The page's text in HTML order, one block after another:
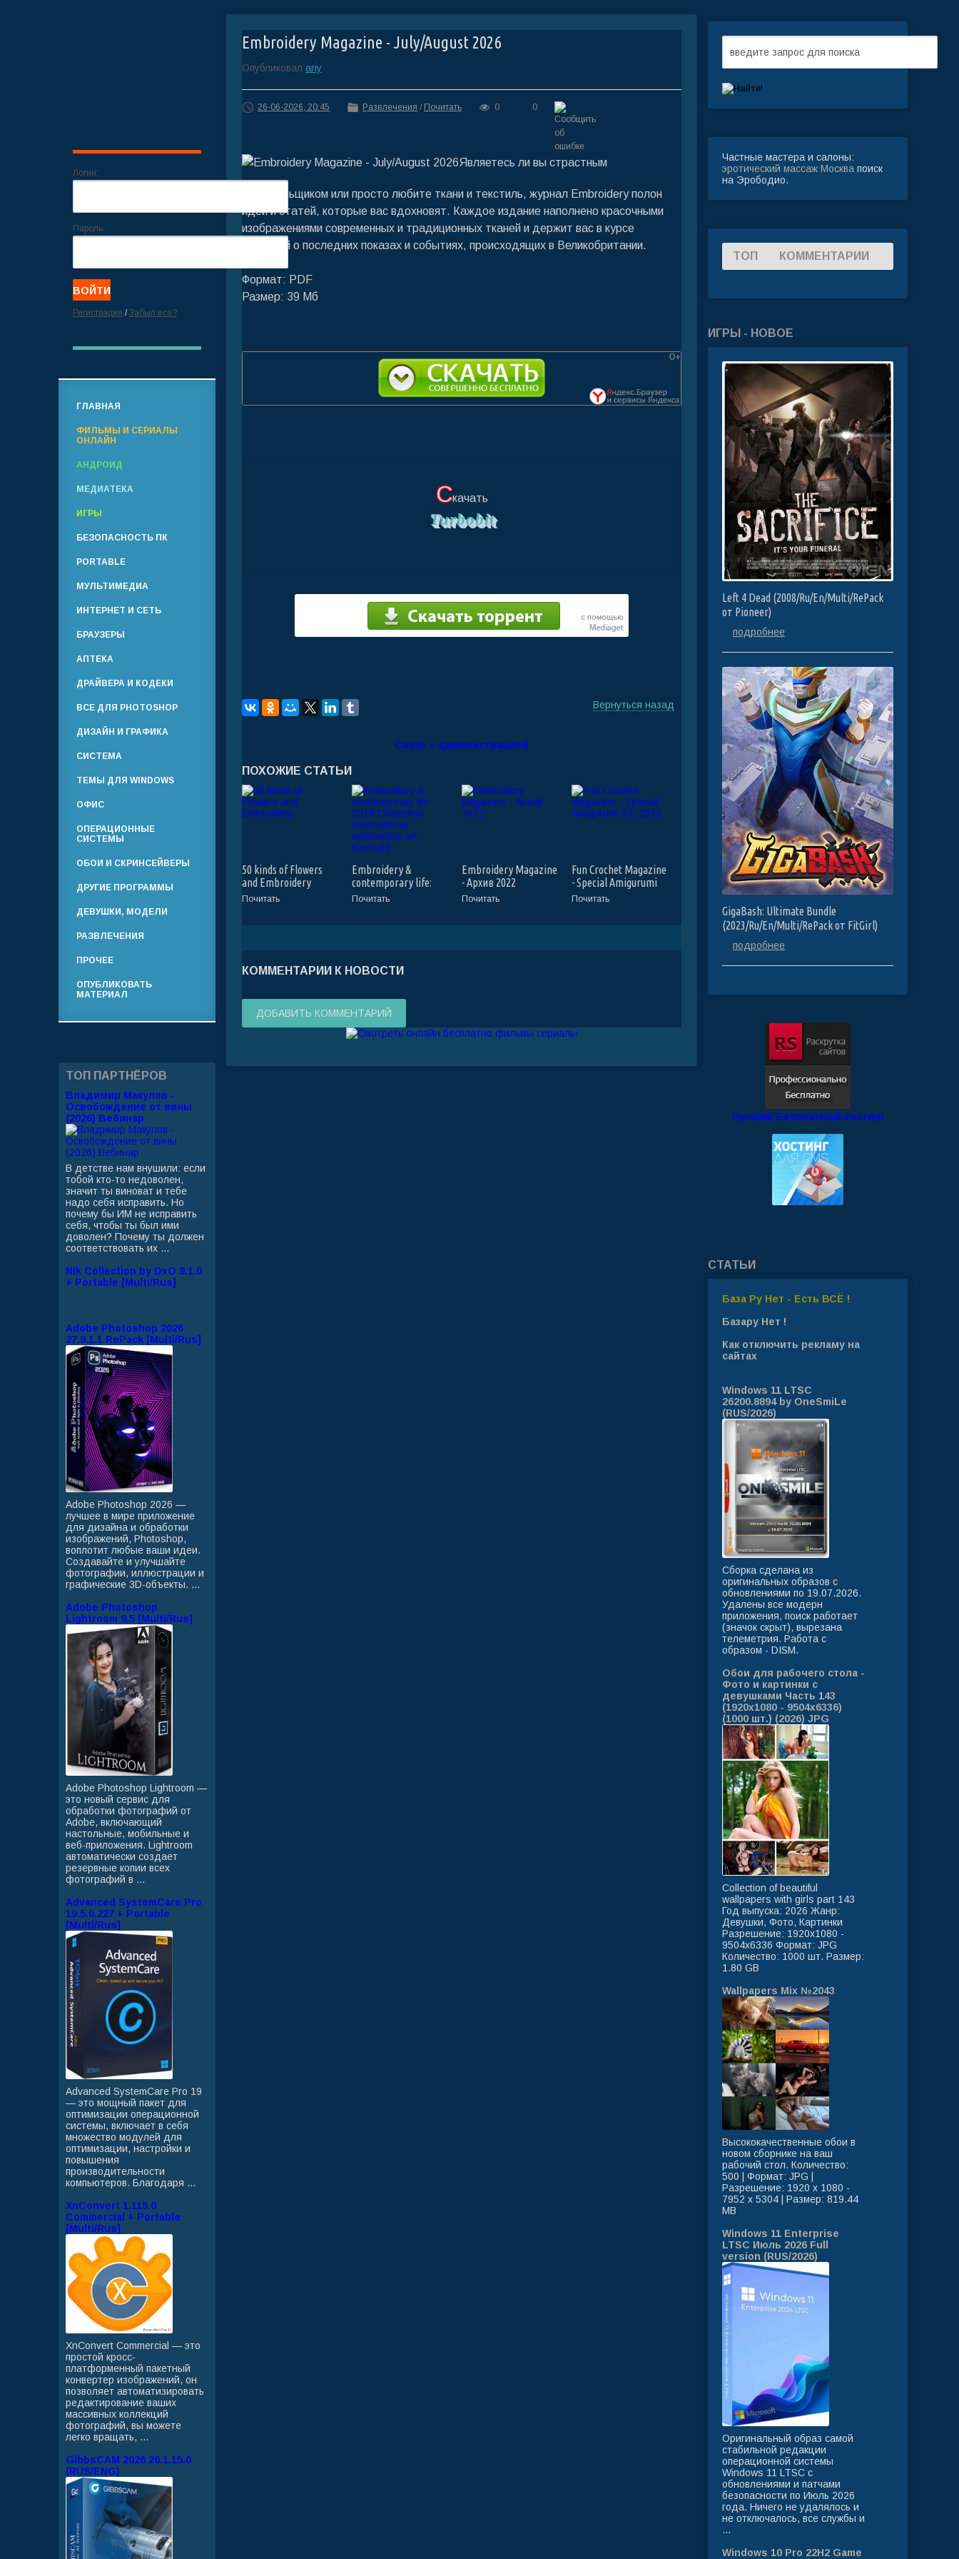
Embroidery Magazine - July/August 2026
Опубликовал ariy
26-06-2026, 20:45 Развлечения / Почитать 0 0
Являетесь ли вы страстным
вышивальщиком или просто любите ткани и текстиль, журнал Embroidery полон
идей и статей, которые вас вдохновят. Каждое издание наполнено красочными
изображениями современных и традиционных тканей и держит вас в курсе
новостей о последних показах и событиях, происходящих в Великобритании.
Формат: PDF
Размер: 39 Мб
Скачать
Turbobit
Вернуться назад
Связь с администрацией
ПОХОЖИЕ СТАТЬИ
50 kinds of Flowers
and Embroidery
Почитать
Embroidery &
contemporary life:
2018 Chaozhou
Почитать
Embroidery Magazine
- Архив 2022
Почитать
Fun Crochet Magazine
- Special Amigurumi
03, 2022
Почитать
КОММЕНТАРИИ К НОВОСТИ
ДОБАВИТЬ КОММЕНТАРИЙ
Логин:
Пароль:
Регистрация /Забыл все?
ГЛАВНАЯ
ФИЛЬМЫ И СЕРИАЛЫ
ОНЛАЙН
АНДРОИД
МЕДИАТЕКА
ИГРЫ
БЕЗОПАСНОСТЬ ПК
PORTABLE
МУЛЬТИМЕДИА
ИНТЕРНЕТ И СЕТЬ
БРАУЗЕРЫ
АПТЕКА
ДРАЙВЕРА И КОДЕКИ
ВСЕ ДЛЯ PHOTOSHOP
ДИЗАЙН И ГРАФИКА
СИСТЕМА
ТЕМЫ ДЛЯ WINDOWS
ОФИС
ОПЕРАЦИОННЫЕ
СИСТЕМЫ
ОБОИ И СКРИНСЕЙВЕРЫ
ДРУГИЕ ПРОГРАММЫ
ДЕВУШКИ, МОДЕЛИ
РАЗВЛЕЧЕНИЯ
ПРОЧЕЕ
ОПУБЛИКОВАТЬ
МАТЕРИАЛ
ТОП ПАРТНЁРОВ
Владимир Макулов -
Освобождение от вины
(2026) Вебинар
В детстве нам внушили: если
тобой кто-то недоволен,
значит ты виноват и тебе
надо себя исправить. Но
почему бы ИМ не исправить
себя, чтобы ты был ими
доволен? Почему ты должен
соответствовать их ...
Nik Collection by DxO 9.1.0
+ Portable [Multi/Rus]
Adobe Photoshop 2026
27.9.1.1 RePack [Multi/Rus]
Adobe Photoshop 2026 —
лучшее в мире приложение
для дизайна и обработки
изображений, Photoshop,
воплотит любые ваши идеи.
Создавайте и улучшайте
фотографии, иллюстрации и
графические 3D-объекты. ...
Adobe Photoshop
Lightroom 9.5 [Multi/Rus]
Adobe Photoshop Lightroom —
это новый сервис для
обработки фотографий от
Adobe, включающий
настольные, мобильные и
веб-приложения. Lightroom
автоматически создает
резервные копии всех
фотографий в ...
Advanced SystemCare Pro
19.5.0.227 + Portable
[Multi/Rus]
Advanced SystemCare Pro 19
— это мощный пакет для
оптимизации операционной
системы, включает в себя
множество модулей для
оптимизации, настройки и
повышения
производительности
компьютеров. Благодаря ...
XnConvert 1.115.0
Commercial + Portable
[Multi/Rus]
XnConvert Commercial — это
простой кросс-
платформенный пакетный
конвертер изображений, он
позволяет автоматизировать
редактирование ваших
массивных коллекций
фотографий, вы можете
легко вращать, ...
GibbsCAM 2026 26.1.15.0
(RUS/ENG)
Частные мастера и салоны:
эротический массаж Москва поиск
на Эрободио.
ТОП КОММЕНТАРИИ
ИГРЫ - НОВОЕ
Left 4 Dead (2008/Ru/En/Multi/RePack
от Pioneer)
подробнее
GigaBash: Ultimate Bundle
(2023/Ru/En/Multi/RePack от FitGirl)
подробнее
Лучший Бесплатный хостинг
СТАТЬИ
База Ру Нет - Есть ВСЁ !
Базару Нет !
Как отключить рекламу на
сайтах
Windows 11 LTSC
26200.8894 by OneSmiLe
(RUS/2026)
Сборка сделана из
оригинальных образов с
обновлениями по 19.07.2026.
Удалены все модерн
приложения, поиск работает
(значок скрыт), вырезана
телеметрия. Работа с
образом - DISM.
Обои для рабочего стола -
Фото и картинки с
девушками Часть 143
(1920x1080 - 9504x6336)
(1000 шт.) (2026) JPG
Collection of beautiful
wallpapers with girls part 143
Год выпуска: 2026 Жанр:
Девушки, Фото, Картинки
Разрешение: 1920x1080 -
9504x6336 Формат: JPG
Количество: 1000 шт. Размер:
1.80 GB
Wallpapers Mix №2043
Высококачественные обои в
новом сборнике на ваш
рабочий стол. Количество:
500 | Формат: JPG |
Разрешение: 1920 x 1080 -
7952 x 5304 | Размер: 819.44
MB
Windows 11 Enterprise
LTSC Июль 2026 Full
version (RUS/2026)
Оригинальный образ самой
стабильной редакции
операционной системы
Windows 11 LTSC с
обновлениями и патчами
безопасности по Июль 2026
года. Ничего не удалялось и
не отключалось, все службы и
...
Windows 10 Pro 22H2 Game